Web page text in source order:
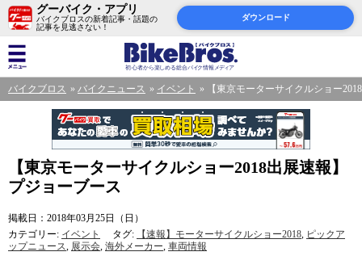
グーバイク・アプリ
バイクブロスの新着記事・話題の
記事を見逃さない！
ダウンロード
バイクブロス バイクニュース イベント 【東京モーターサイクルショー
【東京モーターサイクルショー2018出展速報】
プジョーブース
掲載日：2018年03月25日（日）
カテゴリー: イベント タグ: 【速報】モーターサイクルショー2018, ピックア
ップニュース, 展示会, 海外メーカー, 車両情報